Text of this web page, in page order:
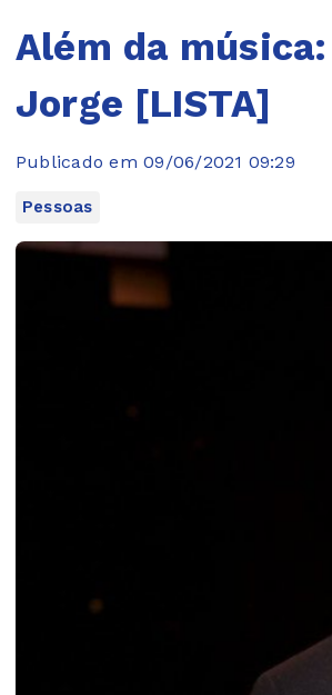
Além da
Jorge [LISTA]
Publicado em 09/06/2021 09:29
Pessoas